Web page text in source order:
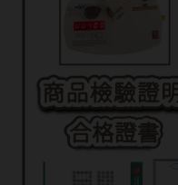
日本隱眼品牌
Secret Candy Magic
神秘魔幻糖果